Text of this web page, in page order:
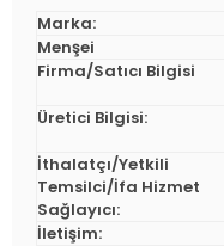
Marka:
Menşei
Firma/Satıcı Bilgisi
Üretici Bilgisi:
İthalatçı/Yetkili
Temsilci/İfa Hizmet
Sağlayıcı:
İletişim: